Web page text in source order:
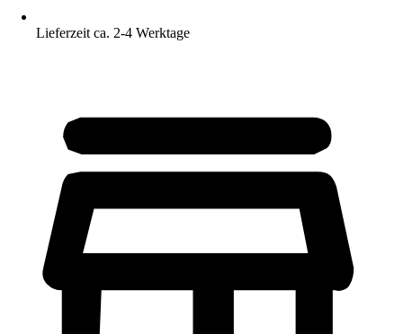
Lieferzeit ca. 2-4 Werktage